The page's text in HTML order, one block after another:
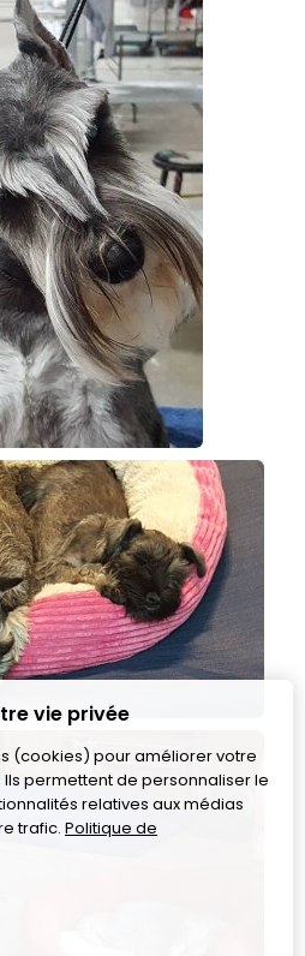
vie privée
(cookies) pour améliorer votre
permettent de personnaliser le
relatives aux médias
trafic. Politique de